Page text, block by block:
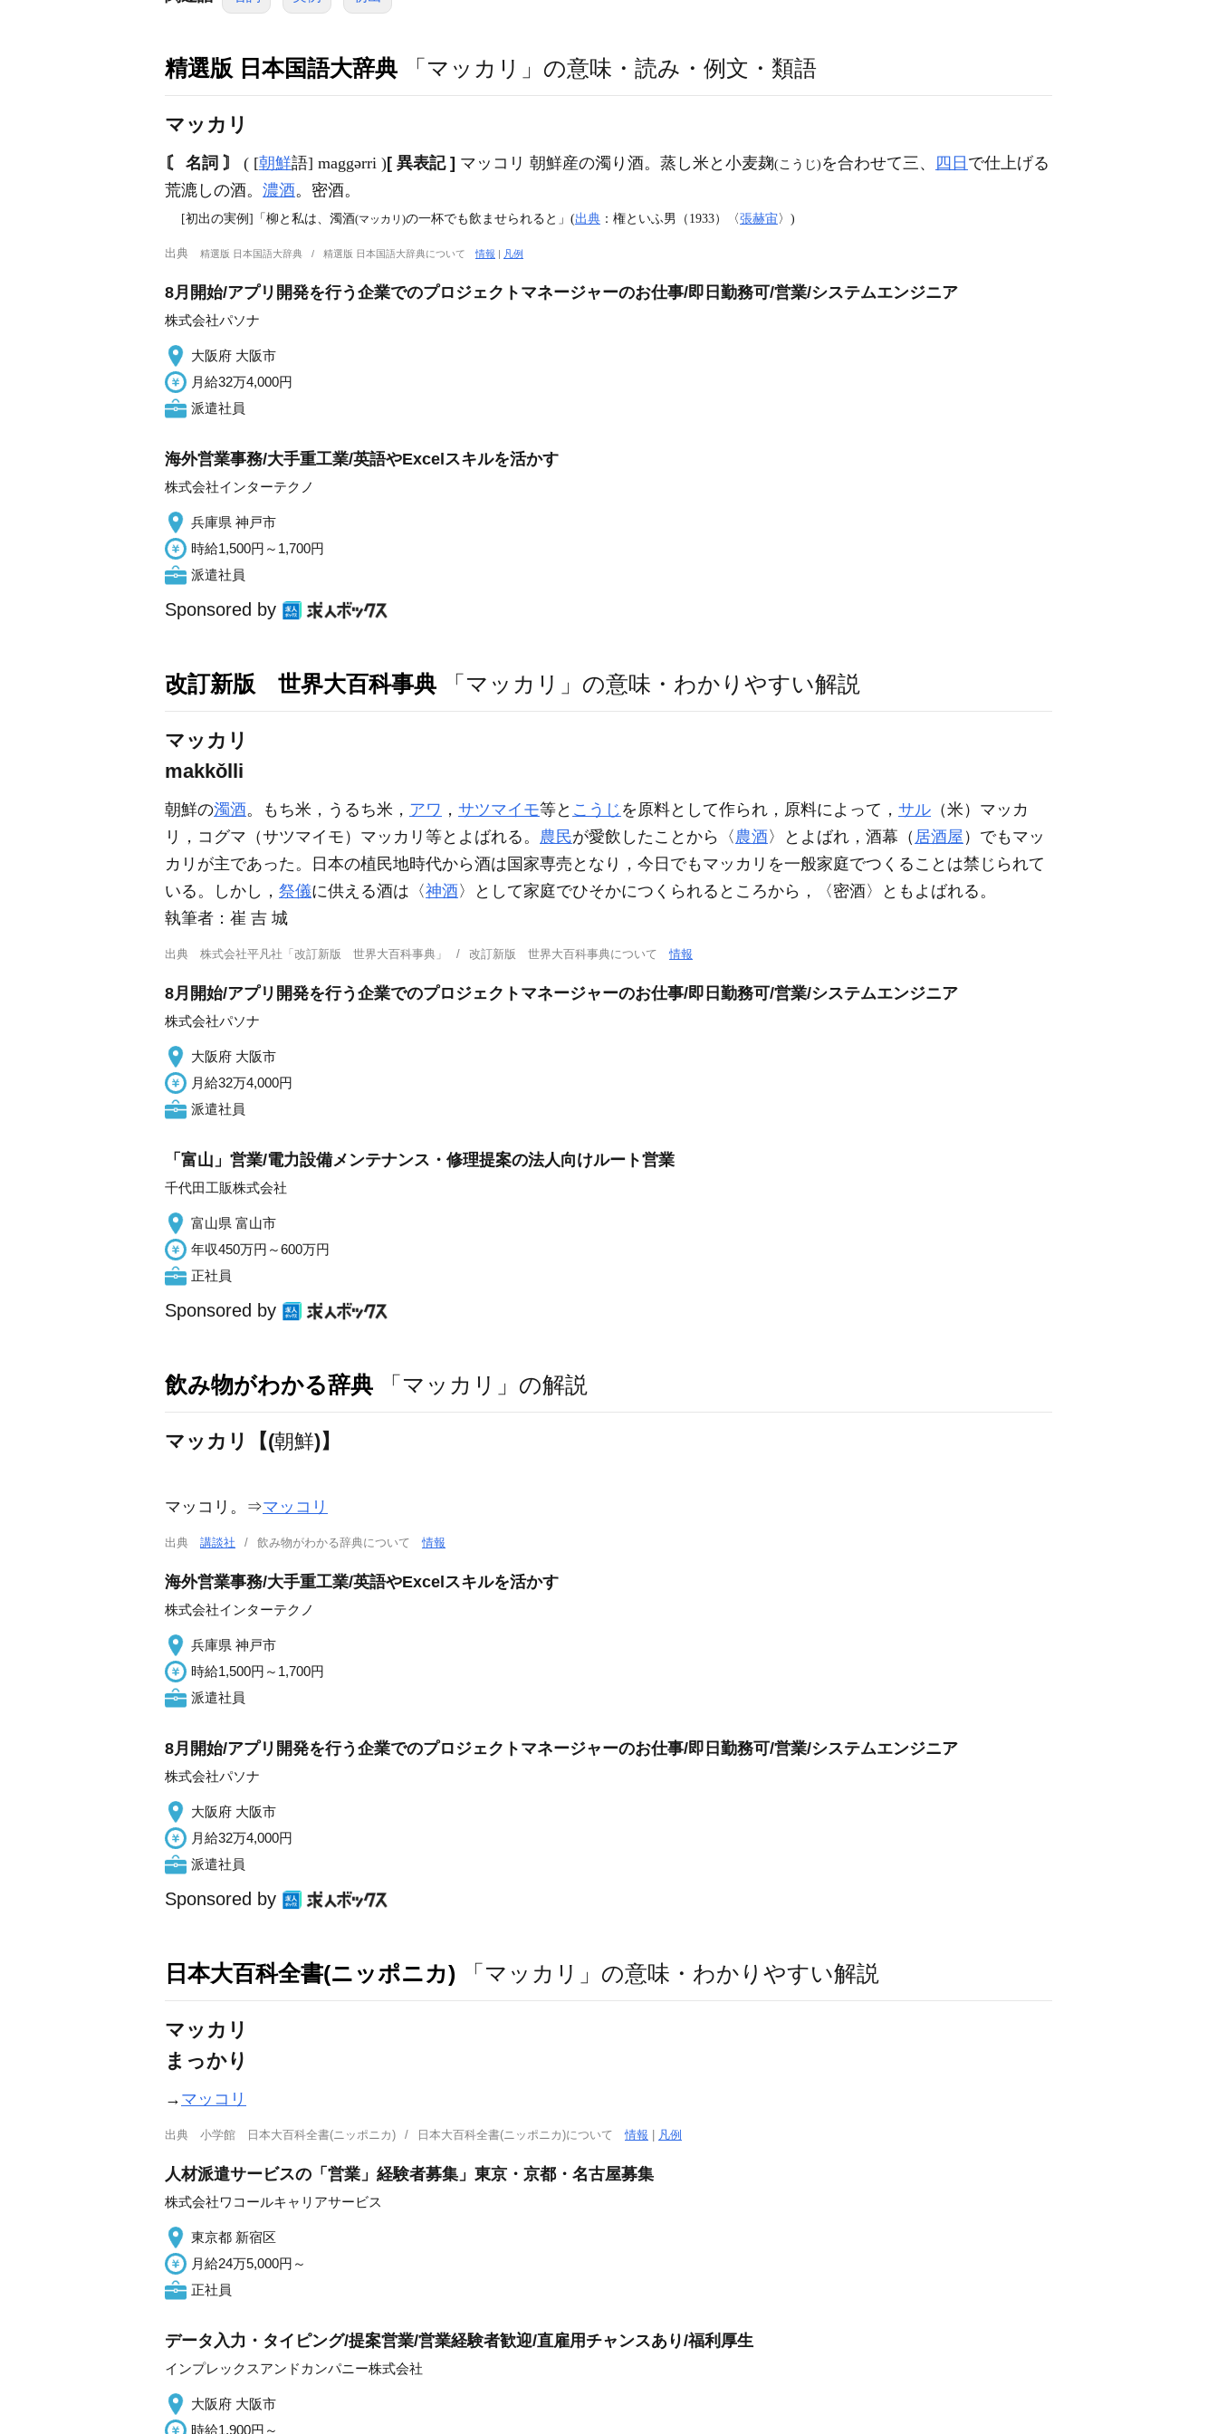
精選版 日本国語大辞典 「マッカリ」の意味・読み・例文・類語
マッカリ
〘 名詞 〙 ( [朝鮮語] maggərri )[ 異表記 ] マッコリ 朝鮮産の濁り酒。蒸し米と小麦麹(こうじ)を合わせて三、 四日 で仕上げる
荒漉しの酒。 濃酒。密酒。
[初出の実例]「柳と私は、濁酒(マッカリ)の一杯でも飲ませられると」(出典 ：権といふ男（1933）〈張赫宙〉)
出典 精選版 日本国語大辞典 精選版 日本国語大辞典について情報 | 凡例
8月開始/アプリ開発を行う企業でのプロジェクトマネージャーのお仕事/即日勤務可/営業/システムエンジニア
株式会社パソナ
大阪府 大阪市
月給32万4,000円
派遣社員
海外営業事務/大手重工業/英語やExcelスキルを活かす
株式会社インターテクノ
兵庫県 神戸市
時給1,500円～1,700円
派遣社員
Sponsored by
改訂新版 世界大百科事典 「マッカリ」の意味・わかりやすい解説
マッカリ
makkǒlli
朝鮮の濁酒。もち米，うるち米， アワ ， サツマイモ等と こうじ を原料として作られ，原料によって， サル （米）マッカ
リ，コグマ（サツマイモ）マッカリ等とよばれる。 農民が愛飲したことから〈 農酒 〉とよばれ，酒幕（ 居酒屋 ）でもマッ
カリが主であった。日本の植民地時代から酒は国家専売となり，今日でもマッカリを一般家庭でつくることは禁じられて
いる。しかし， 祭儀に供える酒は〈神酒 〉として家庭でひそかにつくられるところから，〈密酒〉ともよばれる。
執筆者： 崔 吉 城
出典 株式会社平凡社「改訂新版 世界大百科事典」 改訂新版 世界大百科事典について情報
8月開始/アプリ開発を行う企業でのプロジェクトマネージャーのお仕事/即日勤務可/営業/システムエンジニア
株式会社パソナ
大阪府 大阪市
月給32万4,000円
派遣社員
「富山」営業/電力設備メンテナンス・修理提案の法人向けルート営業
千代田工販株式会社
富山県 富山市
年収450万円～600万円
正社員
Sponsored by
飲み物がわかる辞典 「マッカリ」の解説
マッカリ【(朝鮮)】
マッコリ。⇒マッコリ
出典 講談社 飲み物がわかる辞典について情報
海外営業事務/大手重工業/英語やExcelスキルを活かす
株式会社インターテクノ
兵庫県 神戸市
時給1,500円～1,700円
派遣社員
8月開始/アプリ開発を行う企業でのプロジェクトマネージャーのお仕事/即日勤務可/営業/システムエンジニア
株式会社パソナ
大阪府 大阪市
月給32万4,000円
派遣社員
Sponsored by
日本大百科全書(ニッポニカ) 「マッカリ」の意味・わかりやすい解説
マッカリ
まっかり
→ マッコリ
出典 小学館 日本大百科全書(ニッポニカ) 日本大百科全書(ニッポニカ)について情報 凡例
人材派遣サービスの「営業」経験者募集」東京・京都・名古屋募集
株式会社ワコールキャリアサービス
東京都 新宿区
月給24万5,000円～
正社員
データ入力・タイピング/提案営業/営業経験者歓迎/直雇用チャンスあり/福利厚生
インプレックスアンドカンパニー株式会社
大阪府 大阪市
時給1,900円～